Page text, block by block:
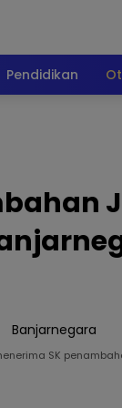
Pendidikan
SK